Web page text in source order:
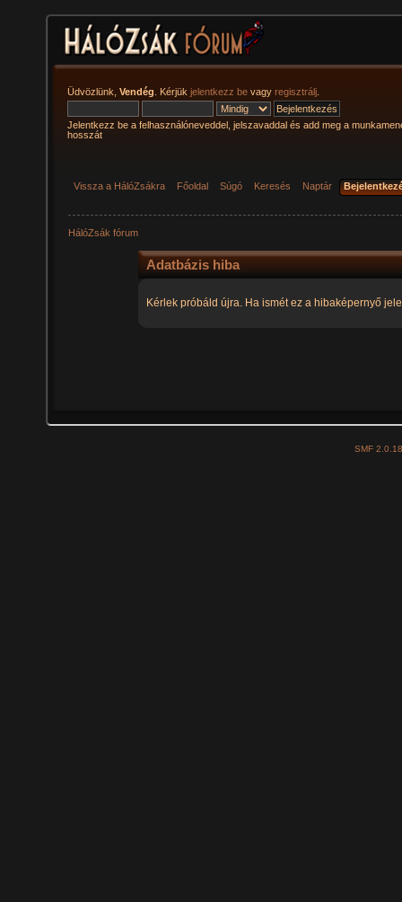
Üdvözlünk, Vendég . Kérjük jelentkezz be vagy regisztrálj
Jelentkezz be a felhasználóneveddel, jelszavaddal és add meg a
hosszát
Vissza a HálóZsákra Főoldal Súgó Keresés Naptár
HálóZsák fórum
Adatbázis hiba
Kérlek próbáld újra. Ha ismét ez a hibaképernyő
SMF 2.0.18